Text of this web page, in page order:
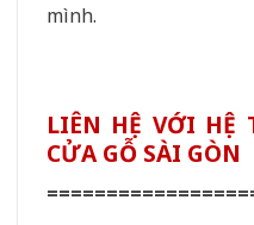
mình.
LIÊN HỆ VỚI HỆ
CỬA GỖ SÀI GÒN